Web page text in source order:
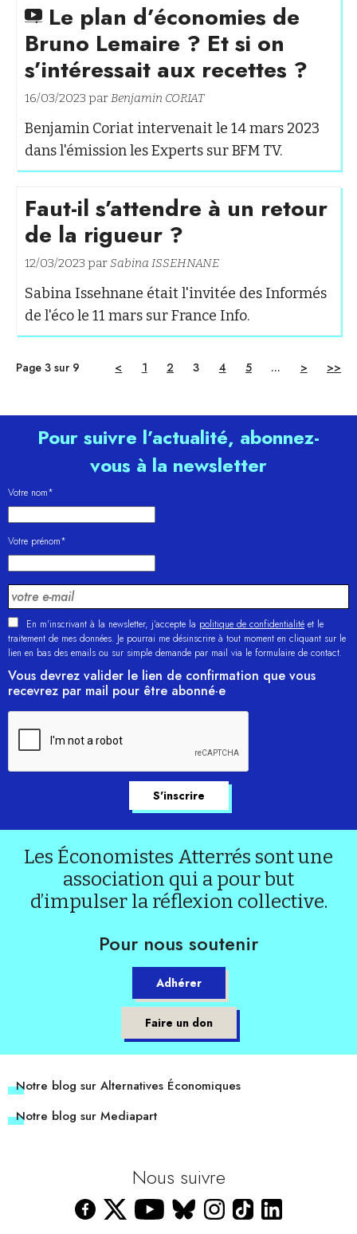
Le plan d’économies de
Bruno Lemaire ? Et si on
s’intéressait aux recettes ?
16/03/2023 parBenjamin CORIAT
Benjamin Coriat intervenait le 14 mars 2023
dans l'émission les Experts sur BFM TV.
Faut-il s’attendre à un retour
de la rigueur ?
12/03/2023 parSabina ISSEHNANE
Sabina Issehnane était l'invitée des Informés
de l'éco le 11 mars sur France Info.
Page 3 sur 9 < 1 2 3 4 5 ... > >>
Pour suivre l’actualité, abonnez-
vous à la newsletter
Votre nom*
Votre prénom*
En m'inscrivant à la newsletter, j’accepte la politique de confidentialité et le
traitement de mes données. Je pourrai me désinscrire à tout moment en cliquant sur le
lien en bas des emails ou sur simple demande par mail via le formulaire de contact.
Vous devrez valider le lien de confirmation que vous
recevrez par mail pour être abonné·e
Les Économistes Atterrés sont une
association qui a pour but
d’impulser la réflexion collective.
Pour nous soutenir
Adhérer
Faire un don
Notre blog sur Alternatives Économiques
Notre blog sur Mediapart
Nous suivre